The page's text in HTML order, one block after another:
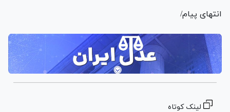
انتهای پیام/
لینک کوتاه